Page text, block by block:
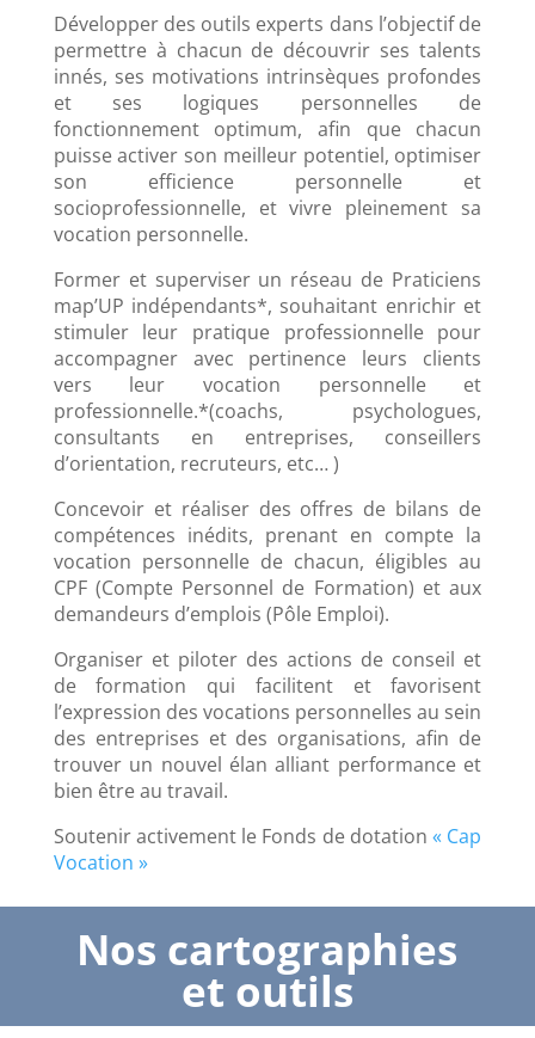
Développer des outils experts dans l’objectif de
permettre à chacun de découvrir ses talents
innés, ses motivations intrinsèques profondes
et ses logiques personnelles de
fonctionnement optimum, afin que chacun
puisse activer son meilleur potentiel, optimiser
son efficience personnelle et
socioprofessionnelle, et vivre pleinement sa
vocation personnelle.
Former et superviser un réseau de Praticiens
map’UP indépendants*, souhaitant enrichir et
stimuler leur pratique professionnelle pour
accompagner avec pertinence leurs clients
vers leur vocation personnelle et
professionnelle.*(coachs, psychologues,
consultants en entreprises, conseillers
d’orientation, recruteurs, etc… )
Concevoir et réaliser des offres de bilans de
compétences inédits, prenant en compte la
vocation personnelle de chacun, éligibles au
CPF (Compte Personnel de Formation) et aux
demandeurs d’emplois (Pôle Emploi).
Organiser et piloter des actions de conseil et
de formation qui facilitent et favorisent
l’expression des vocations personnelles au sein
des entreprises et des organisations, afin de
trouver un nouvel élan alliant performance et
bien être au travail.
Soutenir activement le Fonds de dotation « Cap
Vocation »
Nos cartographies
et outils